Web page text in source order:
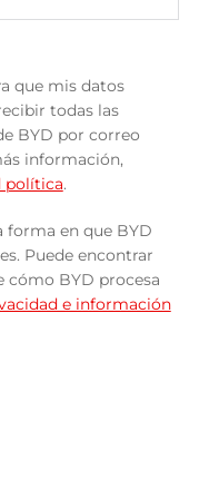
23009, Jaén, Jaén,
Sant Fruitós de
que mis datos
todas las
BYD por correo
información,
política.
en que BYD
Puede encontrar
cómo BYD procesa
e información